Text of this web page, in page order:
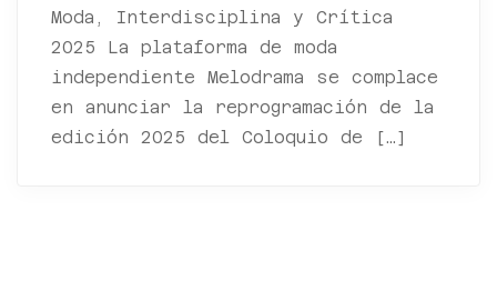
Moda, Interdisciplina y Crítica
2025 La plataforma de moda
independiente Melodrama se complace
en anunciar la reprogramación de la
edición 2025 del Coloquio de […]